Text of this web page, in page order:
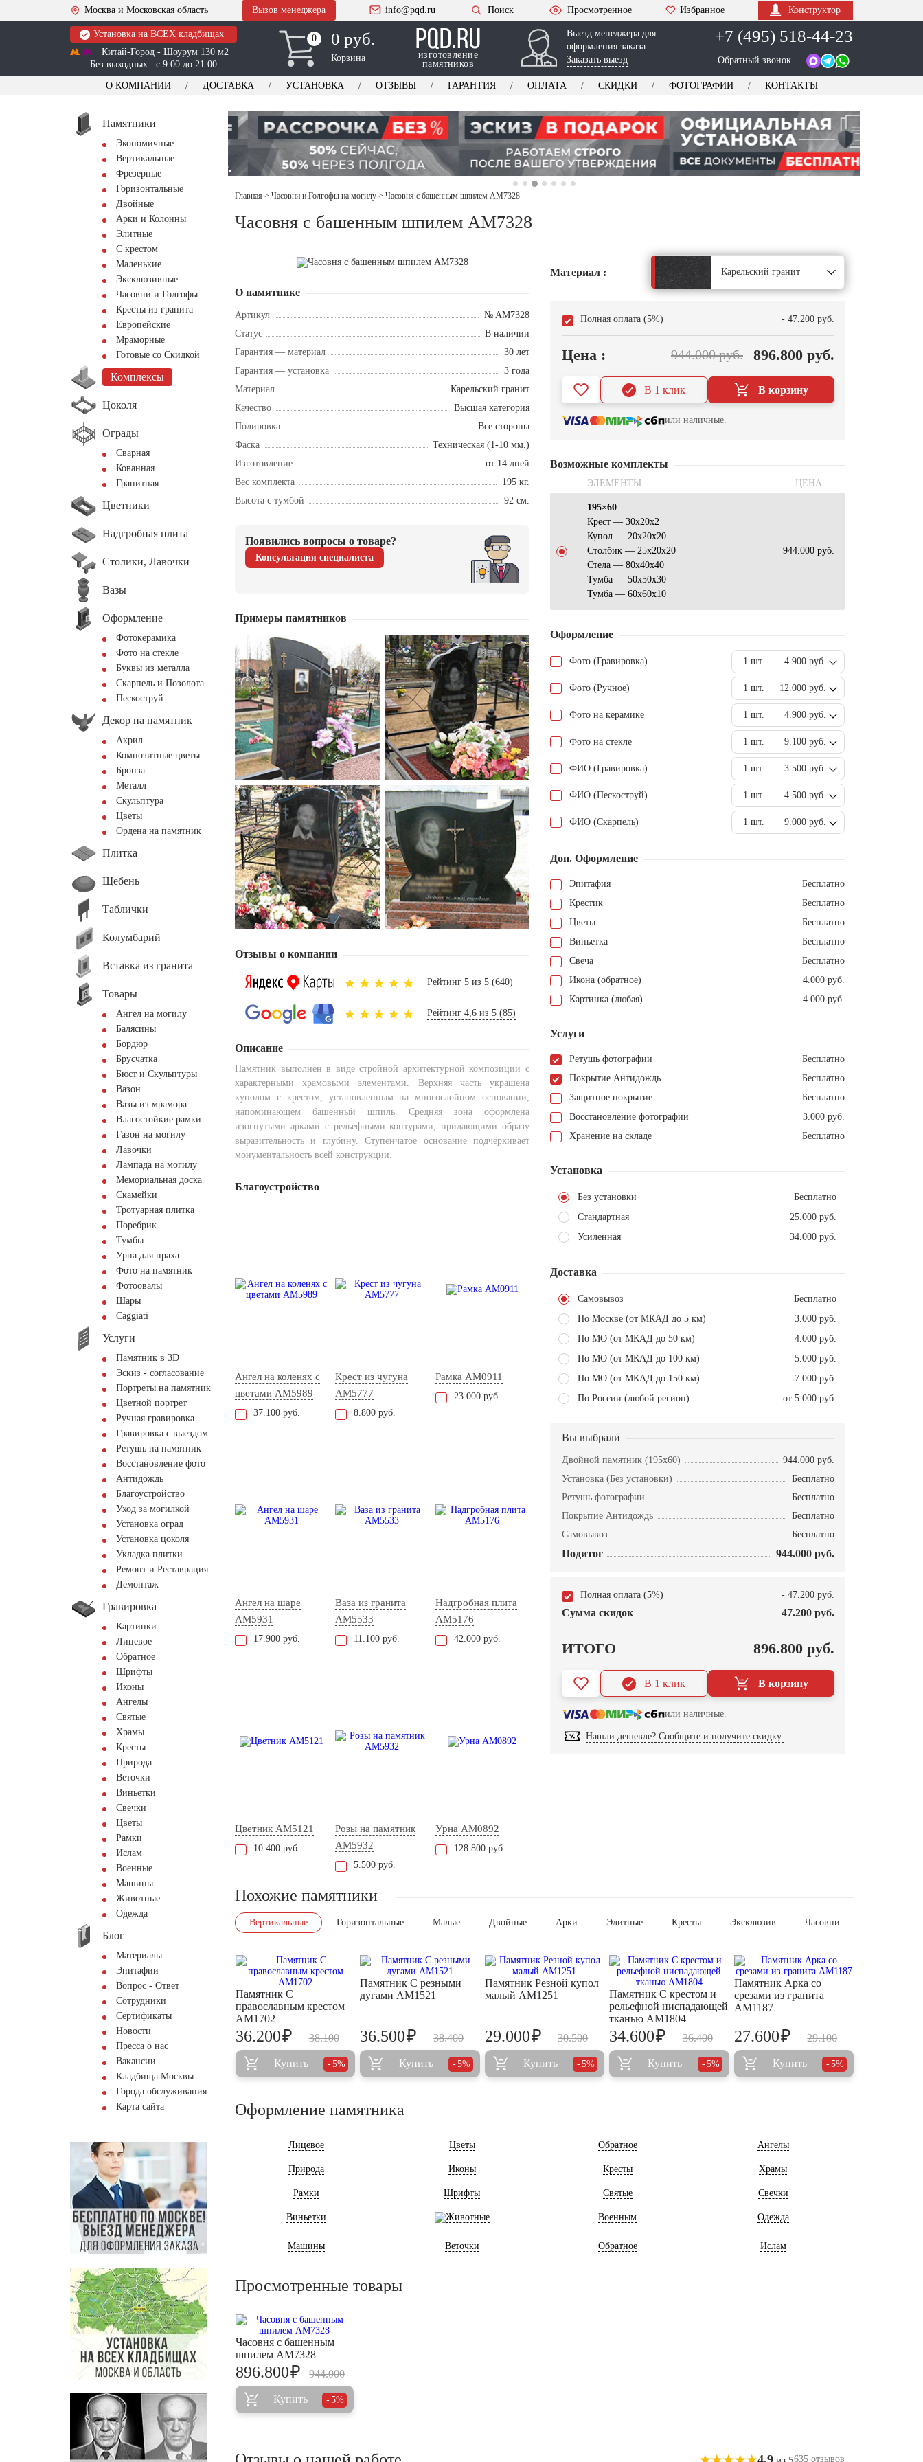
Москва и Московская область Вызов менеджера info@pqd.ru Поиск Просмотренное Избранное Конструктор
Установка на ВСЕХ кладбищах
Китай-Город - Шоурум 130 м2
Без выходных : с 9:00 до 21:00
0
0 0 руб.
Корзина
изготовление
памятников
Выезд менеджера для
оформления заказа
Заказать выезд
+7 (495) 518-44-23
Обратный звонок
О КОМПАНИИ ДОСТАВКА УСТАНОВКА ОТЗЫВЫ ГАРАНТИЯ ОПЛАТА СКИДКИ ФОТОГРАФИИ КОНТАКТЫ
Памятники
Экономичные
Вертикальные
Фрезерные
Горизонтальные
Двойные
Арки и Колонны
Элитные
С крестом
Маленькие
Эксклюзивные
Часовни и Голгофы
Кресты из гранита
Европейские
Мраморные
Готовые со Скидкой
Комплексы
Цоколя
Ограды
Сварная
Кованная
Гранитная
Цветники
Надгробная плита
Столики, Лавочки
Вазы
Оформление
Фотокерамика
Фото на стекле
Буквы из металла
Скарпель и Позолота
Пескоструй
Декор на памятник
Акрил
Композитные цветы
Бронза
Металл
Скульптура
Цветы
Ордена на памятник
Плитка
Щебень
Таблички
Колумбарий
Вставка из гранита
Товары
Ангел на могилу
Балясины
Бордюр
Брусчатка
Бюст и Скульптуры
Вазон
Вазы из мрамора
Влагостойкие рамки
Газон на могилу
Лавочки
Лампада на могилу
Мемориальная доска
Скамейки
Тротуарная плитка
Поребрик
Тумбы
Урна для праха
Фото на памятник
Фотоовалы
Шары
Сaggiati
Услуги
Памятник в 3D
Эскиз - согласование
Портреты на памятник
Цветной портрет
Ручная гравировка
Гравировка с выездом
Ретушь на памятник
Восстановление фото
Антидождь
Благоустройство
Уход за могилкой
Установка оград
Установка цоколя
Укладка плитки
Ремонт и Реставрация
Демонтаж
Гравировка
Картинки
Лицевое
Обратное
Шрифты
Иконы
Ангелы
Святые
Храмы
Кресты
Природа
Веточки
Виньетки
Свечки
Цветы
Рамки
Ислам
Военные
Машины
Животные
Одежда
Блог
Материалы
Эпитафии
Вопрос - Ответ
Сотрудники
Сертификаты
Новости
Пресса о нас
Вакансии
Кладбища Москвы
Города обслуживания
Карта сайта
Главная > Часовни и Голгофы на могилу > Часовня с башенным шпилем AM7328
Часовня с башенным шпилем AM7328
О памятнике
Артикул
№ AM7328
Статус
В наличии
Гарантия — материал
30 лет
Гарантия — установка
3 года
Материал
Карельский гранит
Качество
Высшая категория
Полировка
Все стороны
Фаска
Техническая (1-10 мм.)
Изготовление
от 14 дней
Вес комплекта
195 кг.
Высота с тумбой
92 см.
Появились вопросы о товаре?
Консультация специалиста
Примеры памятников
Отзывы о компании
Рейтинг 5 из 5 (640)
Рейтинг 4,6 из 5 (85)
Описание
Памятник выполнен в виде стройной архитектурной композиции с
характерными храмовыми элементами. Верхняя часть украшена
куполом с крестом, установленным на многослойном основании,
напоминающем башенный шпиль. Средняя зона оформлена
изогнутыми арками с рельефными контурами, придающими образу
выразительность и глубину. Ступенчатое основание подчёркивает
монументальность всей конструкции.
Благоустройство
Ангел на коленях с
цветами AM5989
37.100 руб.
Крест из чугуна
AM5777
8.800 руб.
Рамка AM0911
23.000 руб.
Ангел на шаре
AM5931
17.900 руб.
Ваза из гранита
AM5533
11.100 руб.
Надгробная плита
AM5176
42.000 руб.
Цветник AM5121
10.400 руб.
Розы на памятник
AM5932
5.500 руб.
Урна AM0892
128.800 руб.
Материал : Карельский гранит
Полная оплата (5%) - 47.200 руб.
Цена : 944.000 руб. 896.800 руб.
В корзину
В 1 клик
или наличные.
Возможные комплекты
ЭЛЕМЕНТЫ ЦЕНА
195×60
Крест — 30x20x2
Купол — 20x20x20
Столбик — 25x20x20
Стела — 80x40x40
Тумба — 50x50x30
Тумба — 60x60x10
944.000 руб.
Оформление
Фото (Гравировка) 1 шт. 4.900 руб.
Фото (Ручное) 1 шт. 12.000 руб.
Фото на керамике 1 шт. 4.900 руб.
Фото на стекле 1 шт. 9.100 руб.
ФИО (Гравировка) 1 шт. 3.500 руб.
ФИО (Пескоструй) 1 шт. 4.500 руб.
ФИО (Скарпель) 1 шт. 9.000 руб.
Доп. Оформление
Эпитафия
Бесплатно
Крестик
Бесплатно
Цветы
Бесплатно
Виньетка
Бесплатно
Свеча
Бесплатно
Икона (обратное)
4.000 руб.
Картинка (любая)
4.000 руб.
Услуги
Ретушь фотографии
Бесплатно
Покрытие Антидождь
Бесплатно
Защитное покрытие
Бесплатно
Восстановление фотографии
3.000 руб.
Хранение на складе
Бесплатно
Установка
Без установки
Бесплатно
Стандартная
25.000 руб.
Усиленная
34.000 руб.
Доставка
Самовывоз
Бесплатно
По Москве (от МКАД до 5 км)
3.000 руб.
По МО (от МКАД до 50 км)
4.000 руб.
По МО (от МКАД до 100 км)
5.000 руб.
По МО (от МКАД до 150 км)
7.000 руб.
По России (любой регион)
от 5.000 руб.
Вы выбрали
Двойной памятник (195x60)
944.000 руб.
Установка (Без установки)
Бесплатно
Ретушь фотографии
Бесплатно
Покрытие Антидождь
Бесплатно
Самовывоз
Бесплатно
Подитог 944.000 руб.
Полная оплата (5%) - 47.200 руб.
Сумма скидок 47.200 руб.
ИТОГО 896.800 руб.
В корзину
В 1 клик
или наличные.
Нашли дешевле? Сообщите и получите скидку.
Похожие памятники
Вертикальные Горизонтальные Малые Двойные Арки Элитные Кресты Эксклюзив Часовни
Памятник С
православным крестом
AM1702
38.100
36.200₽
Купить 5%
Памятник С резными
дугами AM1521
38.400
36.500₽
Купить 5%
Памятник Резной купол
малый AM1251
30.500
29.000₽
Купить 5%
Памятник С крестом и
рельефной ниспадающей
тканью AM1804
36.400
34.600₽
Купить 5%
Памятник Арка со
срезами из гранита
AM1187
29.100
27.600₽
Купить 5%
Оформление памятника
Лицевое Цветы Обратное Ангелы
Природа Иконы Кресты Храмы
Рамки Шрифты Святые Свечки
Виньетки Животные Военным Одежда
Машины Веточки Обратное Ислам
Просмотренные товары
Часовня с башенным
шпилем AM7328
944.000
896.800₽
Купить 5%
4,9 из 5635 отзывов